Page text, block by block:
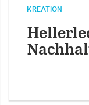
KREATION